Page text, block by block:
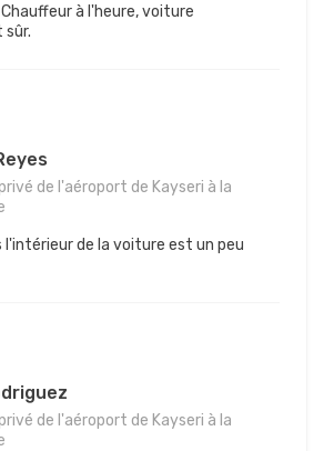
à l'heure, voiture
de l'aéroport de Kayseri à la
de la voiture est un peu
de l'aéroport de Kayseri à la